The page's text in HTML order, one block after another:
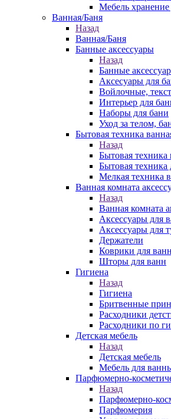
Мебель
Ванная/Баня
Назад
Ванная/Баня
Банные аксессуары
Назад
Банные
Аксесуары для
Войлочные,
Интерьер для
Наборы для бани
Уход за телом,
Бытовая техника
Назад
Бытовая техника
Бытовая техника
Мелкая техника
Ванная комната
Назад
Ванная комната
Аксессуары для
Аксессуары для
Держатели
Коврики для
Шторы для ванн
Гигиена
Назад
Гигиена
Бритвенные
Расходники
Расходники по
Детская мебель
Назад
Детская мебель
Мебель для
Парфюмерно-
Назад
Парфюмерно-
Парфюмерия